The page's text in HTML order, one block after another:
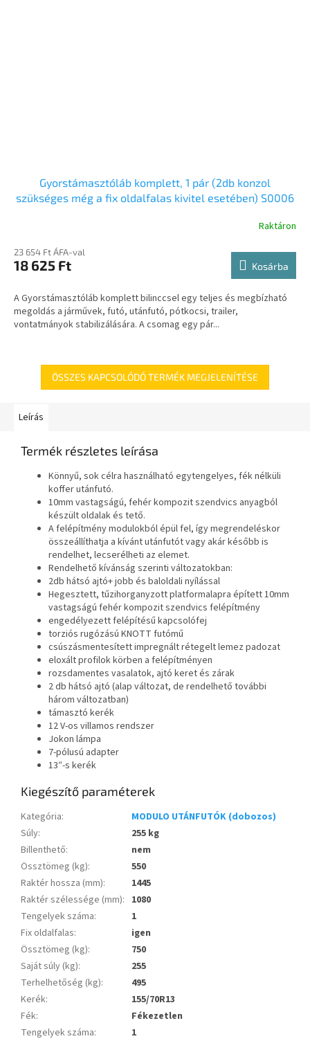
Gyorstámasztóláb komplett, 1 pár (2db konzol
szükséges még a fix oldalfalas kivitel esetében) S0006
Raktáron
23 654 Ft ÁFA-val
18 625 Ft Kosárba
A Gyorstámasztóláb komplett bilinccsel egy teljes és megbízható
megoldás a járművek, futó, utánfutó, pótkocsi, trailer,
vontatmányok stabilizálására. A csomag egy pár...
ÖSSZES KAPCSOLÓDÓ TERMÉK MEGJELENÍTÉSE
Leírás
Termék részletes leírása
Könnyű, sok célra használható egytengelyes, fék nélküli
koffer utánfutó.
10mm vastagságú, fehér kompozit szendvics anyagból
készült oldalak és tető.
A felépítmény modulokból épül fel, így megrendeléskor
összeállíthatja a kívánt utánfutót vagy akár később is
rendelhet, lecserélheti az elemet.
Rendelhető kívánság szerinti változatokban:
2db hátsó ajtó+ jobb és baloldali nyílással
Hegesztett, tűzihorganyzott platformalapra épített 10mm
vastagságú fehér kompozit szendvics felépítmény
engedélyezett felépítésű kapcsolófej
torziós rugózású KNOTT futómű
csúszásmentesített impregnált rétegelt lemez padozat
eloxált profilok körben a felépítményen
rozsdamentes vasalatok, ajtó keret és zárak
2 db hátsó ajtó (alap változat, de rendelhető további
három változatban)
támasztó kerék
12 V-os villamos rendszer
Jokon lámpa
7-pólusú adapter
13″-s kerék
Kiegészítő paraméterek
Kategória:
MODULO UTÁNFUTÓK (dobozos)
Súly:
255 kg
Billenthető:
nem
Össztömeg (kg):
550
Raktér hossza (mm):
1445
Raktér szélessége (mm): 1080
Tengelyek száma:
1
Fix oldalfalas:
igen
Össztömeg (kg):
750
Saját súly (kg):
255
Terhelhetőség (kg):
495
Kerék:
155/70R13
Fék:
Fékezetlen
Tengelyek száma:
1